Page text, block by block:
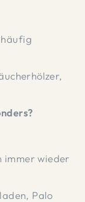
häufig
immer wieder
Palo